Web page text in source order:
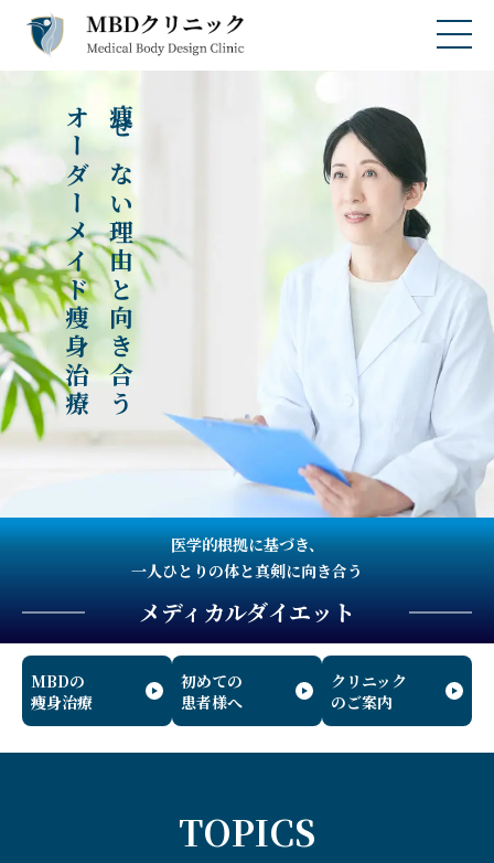
痩せない理由と向き合う
オーダーメイド痩身治療
医学的根拠に基づき、
一人ひとりの体と真剣に向き合う
メディカルダイエット
MBDの
痩身治療
初めての
患者様へ
クリニック
のご案内
TOPICS